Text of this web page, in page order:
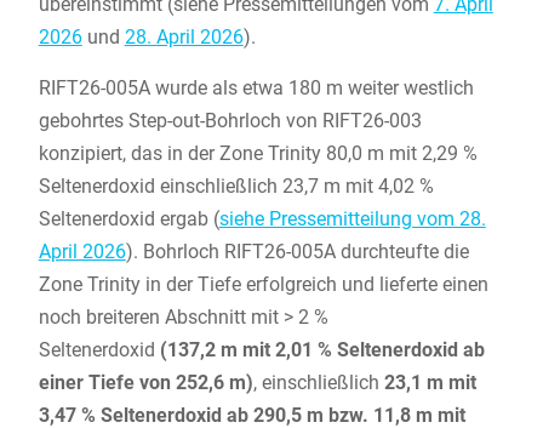
2026und 28. April 2026).
RIFT26-005A wurde als etwa 180 m weiter westlich
gebohrtes Step-out-Bohrloch von RIFT26-003
konzipiert, das in der Zone Trinity 80,0 m mit 2,29 %
Seltenerdoxid einschließlich 23,7 m mit 4,02 %
Seltenerdoxid ergab (siehe Pressemitteilung vom 28.
April 2026). Bohrloch RIFT26-005A durchteufte die
Zone Trinity in der Tiefe erfolgreich und lieferte einen
noch breiteren Abschnitt mit > 2 %
Seltenerdoxid (137,2 m mit 2,01 % Seltenerdoxid ab
einer Tiefe von 252,6 m), einschließlich 23,1 m mit
3,47 % Seltenerdoxid ab 290,5 m bzw. 11,8 m mit